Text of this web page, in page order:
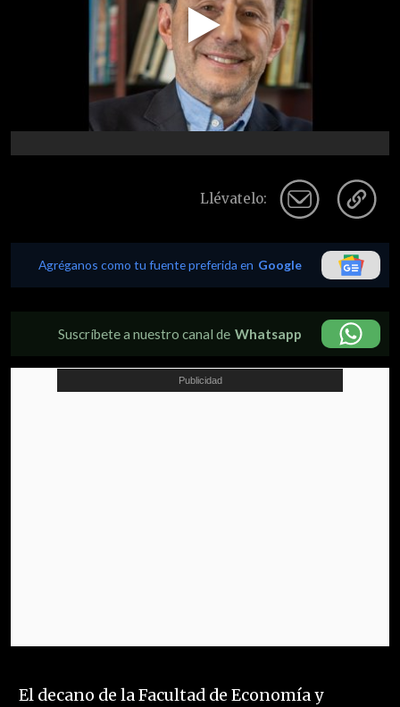
Video
Llévatelo:
Agréganos como tu fuente preferida en Google
Suscríbete a nuestro canal de Whatsapp
El decano de la Facultad de Economía y